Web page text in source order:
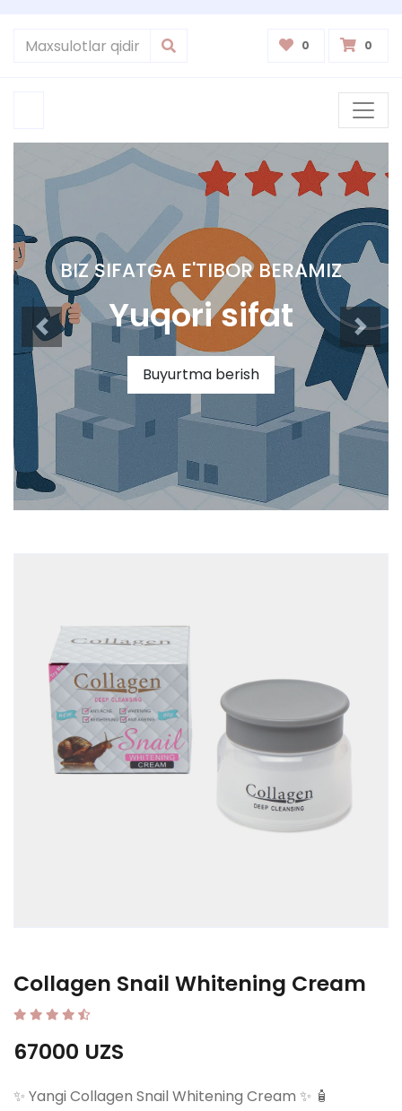
0 0
BIZ SIFATGA E'TIBOR BERAMIZ
Yuqori sifat
Buyurtma berish
Collagen Snail Whitening Cream
67000 UZS
✨ Yangi Collagen Snail Whitening Cream ✨ 🧴